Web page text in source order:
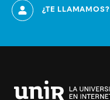
¿TE LLAMAMOS?